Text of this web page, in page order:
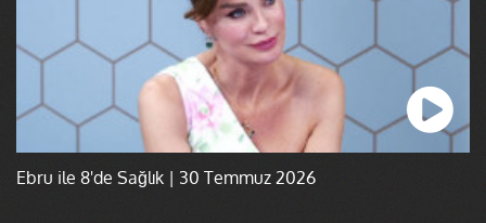
Ebru ile 8'de Sağlık | 30 Temmuz 2026